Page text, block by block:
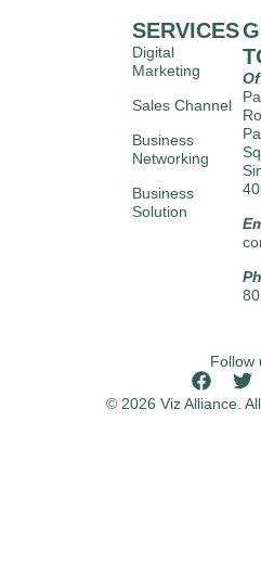
SERVICES
Digital
Marketing
Sales Channel
Business
Networking
Business
Solution
Follow
© 2026 Viz Alliance.